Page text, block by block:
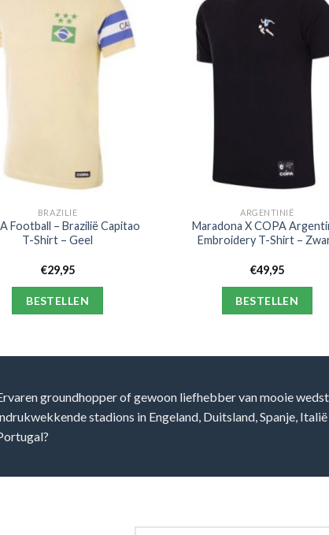
BRAZILIE
Football – Brazilië Capitao
T-Shirt – Geel
€29,95
BESTELLEN
ARGENTINIË
Maradona X COPA
Embroidery T-Shirt –
€49,95
BESTELLEN
groundhopper of gewoon liefhebber van mooie
stadions in Engeland, Duitsland, Spanje,